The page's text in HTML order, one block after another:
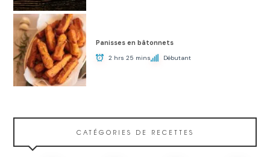
Panisses en bâtonnets
2 hrs 25 mins Débutant
CATÉGORIES DE RECETTES